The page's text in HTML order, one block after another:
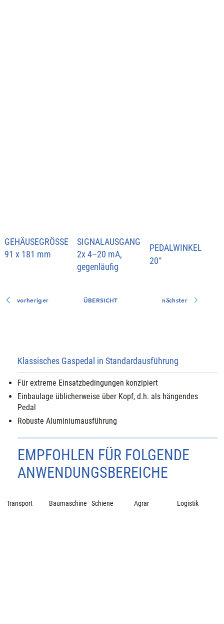
SIGNALAUSGANG
2x 4–20 mA,
gegenläufig
GEHÄUSEGRÖSSE
91 x 181 mm
PEDALWINKEL
20°
ÜBERSICHT
vorheriger nächster
Klassisches Gaspedal in Standardausführung
Für extreme Einsatzbedingungen konzipiert
Einbaulage üblicherweise über Kopf, d.h. als hängendes
Pedal
Robuste Aluminiumausführung
EMPFOHLEN FÜR FOLGENDE
ANWENDUNGSBEREICHE
Transport Baumaschine Schiene Agrar Logistik